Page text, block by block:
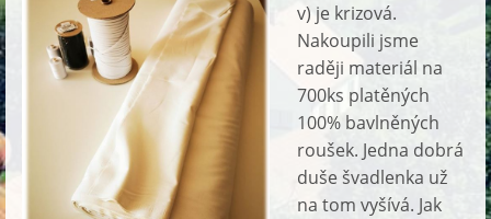
v) je krizová.
Nakoupili jsme
raději materiál na
700ks platěných
100% bavlněných
roušek. Jedna dobrá
duše švadlenka už
na tom vyšívá. Jak